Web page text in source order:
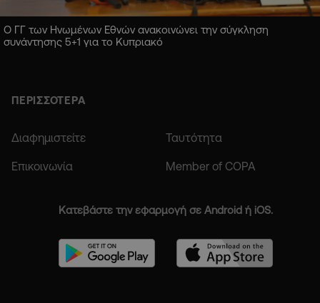
Ο ΓΓ των Ηνωμένων Εθνών ανακοινώνει την σύγκληση
συνάντησης 5+1 για το Κυπριακό
ΠΕΡΙΣΣΟΤΕΡΑ
Διαφημιστείτε Ταυτότητα
Επικοινωνία Member of COPA
Κατεβάστε την εφαρμογή σε Android ή iOS.